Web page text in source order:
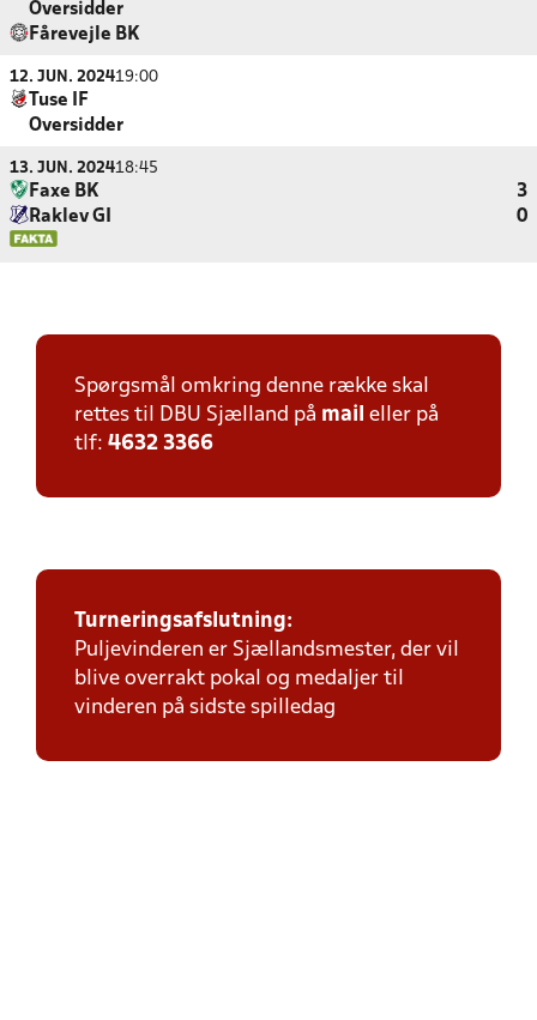
Oversidder
Fårevejle BK
12. JUN. 202419:00
Tuse IF
Oversidder
13. JUN. 202418:45
Faxe BK
3
Raklev GI
0
Spørgsmål omkring denne række skal
rettes til DBU Sjælland på mail eller på
tlf: 4632 3366
Turneringsafslutning:
Puljevinderen er Sjællandsmester, der vil
blive overrakt pokal og medaljer til
vinderen på sidste spilledag